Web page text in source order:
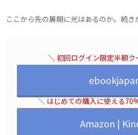
ここから先の展開に光はあるのか。続
＼ 初回ログイン限定半額
＼ はじめての購入に使える
Amazon |